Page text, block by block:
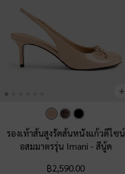
รองเท้าส้นสูงรัดส้นหนังแก้วดีไซน์
อสมมาตรรุ่น Imani-สีนู้ด
฿2,590.00